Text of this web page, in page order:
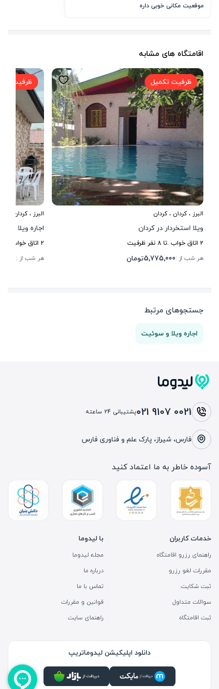
موقعیت مکانی خوبی داره
اقامتگاه های مشابه
ظرفیت تکمیل
البرز ،کردان ، کردان
ویلا استخردار در کردان
2 اتاق خواب .تا8نفر ظرفیت
هر شب از :5,775,000تومان
ظرفیت
البرز ،کردان
اجاره ویلا با
2 اتاق خواب .
هر شب از :
جستجوهای مرتبط
اجاره ویلا و سوئیت
خدمات کاربران
راهنمای رزرو اقامتگاه
مقررات لغو رزرو
ثبت شکایت
سوالات متداول
ثبت اقامتگاه
با لیدوما
مجله لیدوما
درباره ما
تماس با ما
قوانین و مقررات
راهنمای سایت
021 9107 0021پشتیبانی 24 ساعته
فارس، شیراز، پارک علم و فناوری فارس
آسوده خاطر به ما اعتماد کنید
دانلود اپلیکیشن لیدوماتریپ